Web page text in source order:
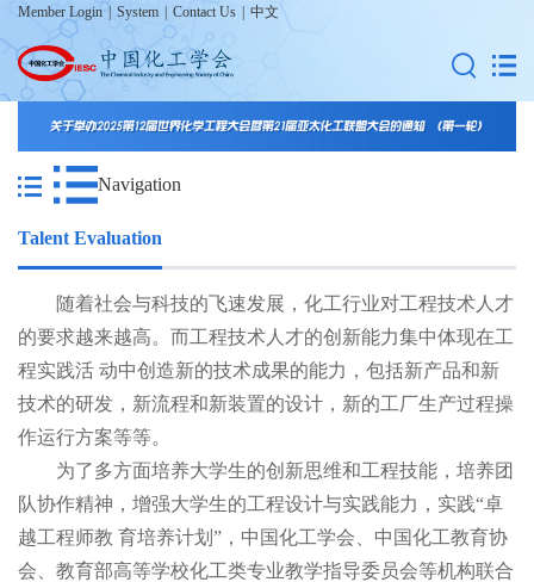
Member Login | System Contact Us 中文
Navigation
Talent Evaluation
随着社会与科技的飞速发展，化工行业对工程技术人才
的要求越来越高。而工程技术人才的创新能力集中体现在工
程实践活 动中创造新的技术成果的能力，包括新产品和新
技术的研发，新流程和新装置的设计，新的工厂生产过程操
作运行方案等等。
为了多方面培养大学生的创新思维和工程技能，培养团
队协作精神，增强大学生的工程设计与实践能力，实践“卓
越工程师教 育培养计划”，中国化工学会、中国化工教育协
会、教育部高等学校化工类专业教学指导委员会等机构联合